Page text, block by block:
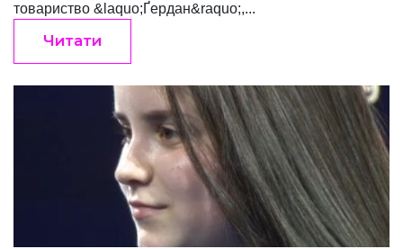
товариство &laquo;Ґердан&raquo;,...
Читати
Травень 27, 2022